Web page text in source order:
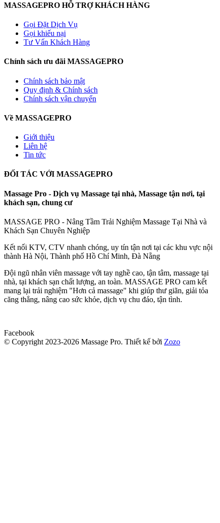
MASSAGEPRO HỖ TRỢ KHÁCH HÀNG
Gọi Đặt Dịch Vụ
Gọi khiếu nại
Tư Vấn Khách Hàng
Chính sách ưu đãi MASSAGEPRO
Chính sách bảo mật
Quy định & Chính sách
Chính sách vận chuyển
Về MASSAGEPRO
Giới thiệu
Liên hệ
Tin tức
ĐỐI TÁC VỚI MASSAGEPRO
Massage Pro - Dịch vụ Massage tại nhà, Massage tận nơi, tại
khách sạn, chung cư
MASSAGE PRO - Nâng Tầm Trải Nghiệm Massage Tại Nhà và
Khách Sạn Chuyên Nghiệp
Kết nối KTV, CTV nhanh chóng, uy tín tận nơi tại các khu vực nội
thành Hà Nội, Thành phố Hồ Chí Minh, Đà Nẵng
Đội ngũ nhân viên massage với tay nghề cao, tận tâm, massage tại
nhà, tại khách sạn chất lượng, an toàn. MASSAGE PRO cam kết
mang lại trải nghiệm "Hơn cả massage" khi giúp thư giãn, giải tỏa
căng thẳng, nâng cao sức khỏe, dịch vụ chu đáo, tận tình.
Facebook
© Copyright 2023-2026 Massage Pro. Thiết kế bởi Zozo